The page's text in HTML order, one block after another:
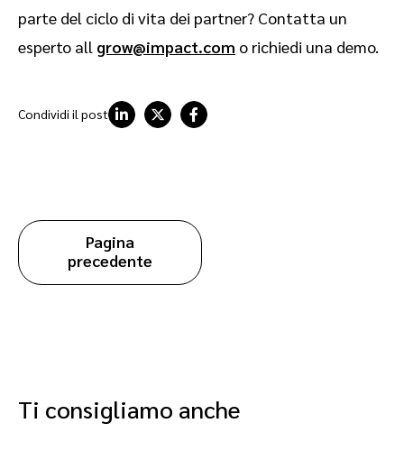
parte del ciclo di vita dei partner? Contatta un
esperto all grow@impact.com o richiedi una demo.
Condividi il post
Pagina
precedente
Ti consigliamo anche